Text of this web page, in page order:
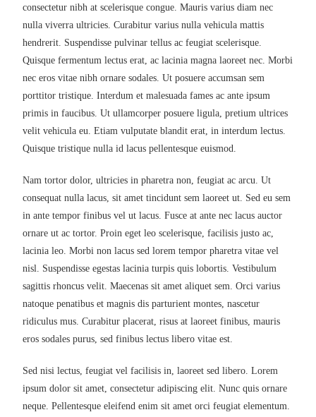
consectetur nibh at scelerisque congue. Mauris varius diam nec
nulla viverra ultricies. Curabitur varius nulla vehicula mattis
hendrerit. Suspendisse pulvinar tellus ac feugiat scelerisque.
Quisque fermentum lectus erat, ac lacinia magna laoreet nec. Morbi
nec eros vitae nibh ornare sodales. Ut posuere accumsan sem
porttitor tristique. Interdum et malesuada fames ac ante ipsum
primis in faucibus. Ut ullamcorper posuere ligula, pretium ultrices
velit vehicula eu. Etiam vulputate blandit erat, in interdum lectus.
Quisque tristique nulla id lacus pellentesque euismod.
Nam tortor dolor, ultricies in pharetra non, feugiat ac arcu. Ut
consequat nulla lacus, sit amet tincidunt sem laoreet ut. Sed eu sem
in ante tempor finibus vel ut lacus. Fusce at ante nec lacus auctor
ornare ut ac tortor. Proin eget leo scelerisque, facilisis justo ac,
lacinia leo. Morbi non lacus sed lorem tempor pharetra vitae vel
nisl. Suspendisse egestas lacinia turpis quis lobortis. Vestibulum
sagittis rhoncus velit. Maecenas sit amet aliquet sem. Orci varius
natoque penatibus et magnis dis parturient montes, nascetur
ridiculus mus. Curabitur placerat, risus at laoreet finibus, mauris
eros sodales purus, sed finibus lectus libero vitae est.
Sed nisi lectus, feugiat vel facilisis in, laoreet sed libero. Lorem
ipsum dolor sit amet, consectetur adipiscing elit. Nunc quis ornare
neque. Pellentesque eleifend enim sit amet orci feugiat elementum.